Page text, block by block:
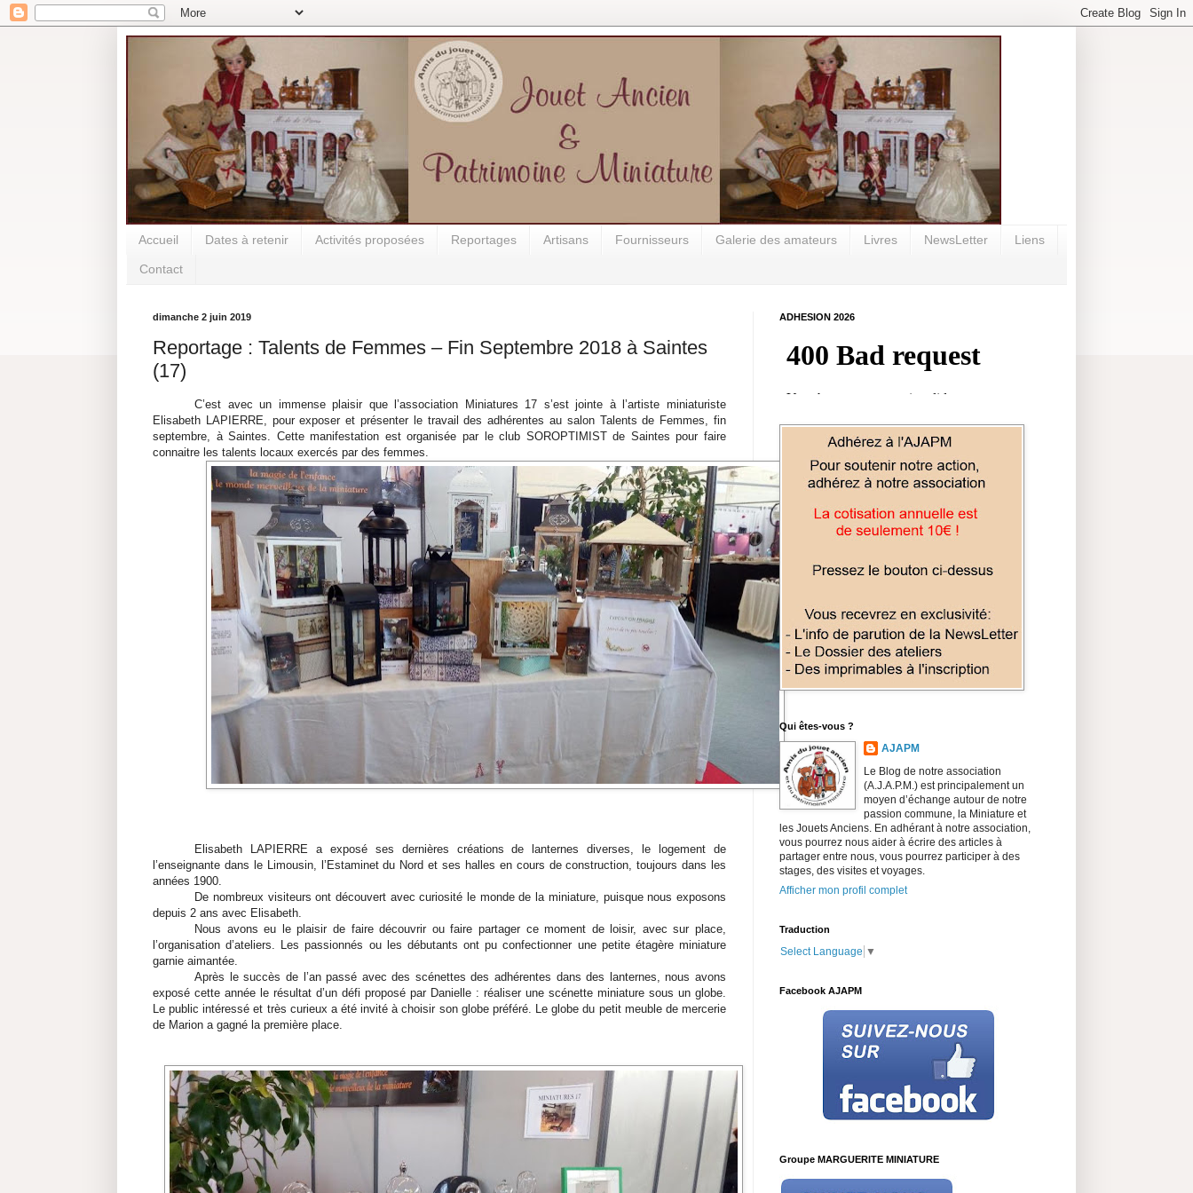
Accueil Dates à retenir Activités proposées Reportages Artisans Fournisseurs Galerie des amateurs Livres NewsLetter Liens
Contact
dimanche 2 juin 2019
Reportage : Talents de Femmes – Fin Septembre 2018 à Saintes
(17)
C’est avec un immense plaisir que l’association Miniatures 17 s’est jointe à l’artiste miniaturiste
Elisabeth LAPIERRE, pour exposer et présenter le travail des adhérentes au salon Talents de Femmes, fin
septembre, à Saintes. Cette manifestation est organisée par le club SOROPTIMIST de Saintes pour faire
connaitre les talents locaux exercés par des femmes.
Elisabeth LAPIERRE a exposé ses dernières créations de lanternes diverses, le logement de
l’enseignante dans le Limousin, l’Estaminet du Nord et ses halles en cours de construction, toujours dans les
années 1900.
De nombreux visiteurs ont découvert avec curiosité le monde de la miniature, puisque nous exposons
depuis 2 ans avec Elisabeth.
Nous avons eu le plaisir de faire découvrir ou faire partager ce moment de loisir, avec sur place,
l’organisation d’ateliers. Les passionnés ou les débutants ont pu confectionner une petite étagère miniature
garnie aimantée.
Après le succès de l’an passé avec des scénettes des adhérentes dans des lanternes, nous avons
exposé cette année le résultat d’un défi proposé par Danielle : réaliser une scénette miniature sous un globe.
Le public intéressé et très curieux a été invité à choisir son globe préféré. Le globe du petit meuble de mercerie
de Marion a gagné la première place.
ADHESION 2026
Qui êtes-vous ?
AJAPM
Le Blog de notre association
(A.J.A.P.M.) est principalement un
moyen d’échange autour de notre
passion commune, la Miniature et
les Jouets Anciens. En adhérant à notre association,
vous pourrez nous aider à écrire des articles à
partager entre nous, vous pourrez participer à des
stages, des visites et voyages.
Afficher mon profil complet
Traduction
Select Language ▼
Facebook AJAPM
Groupe MARGUERITE MINIATURE